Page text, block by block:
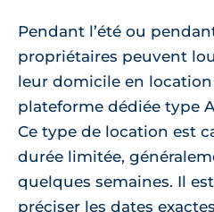
Pendant l’été ou
propriétaires peuvent
leur domicile en
plateforme dédiée type
Ce type de location est
durée limitée,
quelques semaines. Il
préciser les dates